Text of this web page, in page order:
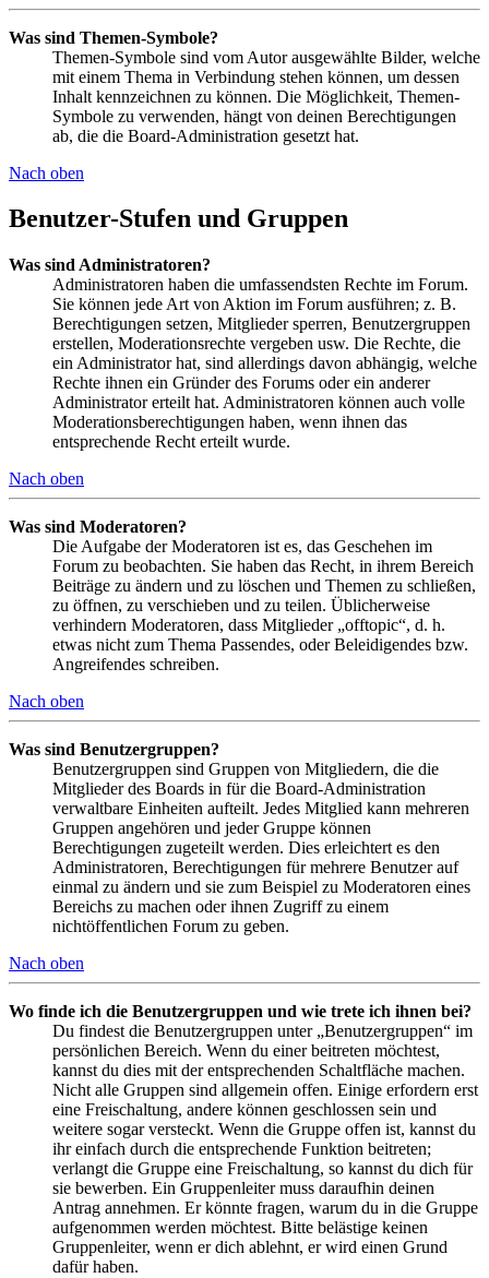
Was sind Themen-Symbole?
Themen-Symbole sind vom Autor ausgewählte Bilder, welche
mit einem Thema in Verbindung stehen können, um dessen
Inhalt kennzeichnen zu können. Die Möglichkeit, Themen-
Symbole zu verwenden, hängt von deinen Berechtigungen
ab, die die Board-Administration gesetzt hat.
Nach oben
Benutzer-Stufen und Gruppen
Was sind Administratoren?
Administratoren haben die umfassendsten Rechte im Forum.
Sie können jede Art von Aktion im Forum ausführen; z. B.
Berechtigungen setzen, Mitglieder sperren, Benutzergruppen
erstellen, Moderationsrechte vergeben usw. Die Rechte, die
ein Administrator hat, sind allerdings davon abhängig, welche
Rechte ihnen ein Gründer des Forums oder ein anderer
Administrator erteilt hat. Administratoren können auch volle
Moderationsberechtigungen haben, wenn ihnen das
entsprechende Recht erteilt wurde.
Nach oben
Was sind Moderatoren?
Die Aufgabe der Moderatoren ist es, das Geschehen im
Forum zu beobachten. Sie haben das Recht, in ihrem Bereich
Beiträge zu ändern und zu löschen und Themen zu schließen,
zu öffnen, zu verschieben und zu teilen. Üblicherweise
verhindern Moderatoren, dass Mitglieder „offtopic“, d. h.
etwas nicht zum Thema Passendes, oder Beleidigendes bzw.
Angreifendes schreiben.
Nach oben
Was sind Benutzergruppen?
Benutzergruppen sind Gruppen von Mitgliedern, die die
Mitglieder des Boards in für die Board-Administration
verwaltbare Einheiten aufteilt. Jedes Mitglied kann mehreren
Gruppen angehören und jeder Gruppe können
Berechtigungen zugeteilt werden. Dies erleichtert es den
Administratoren, Berechtigungen für mehrere Benutzer auf
einmal zu ändern und sie zum Beispiel zu Moderatoren eines
Bereichs zu machen oder ihnen Zugriff zu einem
nichtöffentlichen Forum zu geben.
Nach oben
Wo finde ich die Benutzergruppen und wie trete ich ihnen bei?
Du findest die Benutzergruppen unter „Benutzergruppen“ im
persönlichen Bereich. Wenn du einer beitreten möchtest,
kannst du dies mit der entsprechenden Schaltfläche machen.
Nicht alle Gruppen sind allgemein offen. Einige erfordern erst
eine Freischaltung, andere können geschlossen sein und
weitere sogar versteckt. Wenn die Gruppe offen ist, kannst du
ihr einfach durch die entsprechende Funktion beitreten;
verlangt die Gruppe eine Freischaltung, so kannst du dich für
sie bewerben. Ein Gruppenleiter muss daraufhin deinen
Antrag annehmen. Er könnte fragen, warum du in die Gruppe
aufgenommen werden möchtest. Bitte belästige keinen
Gruppenleiter, wenn er dich ablehnt, er wird einen Grund
dafür haben.